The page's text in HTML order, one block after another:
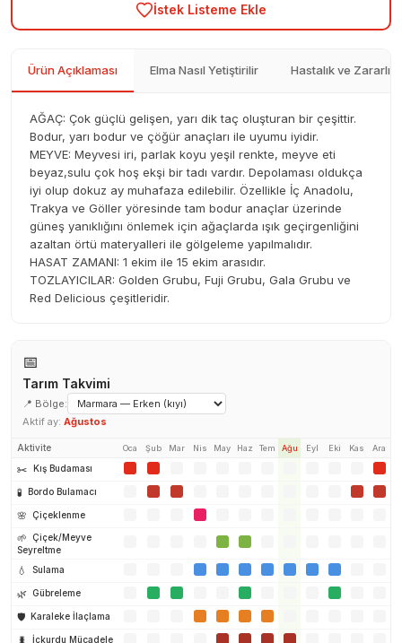
İstek Listeme Ekle
Ürün Açıklaması Elma Nasıl Yetiştirilir Hastalık ve
AĞAÇ: Çok güçlü gelişen, yarı dik taç oluşturan bir çeşittir.
Bodur, yarı bodur ve çöğür anaçları ile uyumu iyidir.
MEYVE: Meyvesi iri, parlak koyu yeşil renkte, meyve eti
beyaz,sulu çok hoş ekşi bir tadı vardır. Depolaması oldukça
iyi olup dokuz ay muhafaza edilebilir. Özellikle İç Anadolu,
Trakya ve Göller yöresinde tam bodur anaçlar üzerinde
güneş yanıklığını önlemek için ağaçlarda ışık geçirgenliğini
azaltan örtü materyalleri ile gölgeleme yapılmalıdır.
HASAT ZAMANI: 1 ekim ile 15 ekim arasıdır.
TOZLAYICILAR: Golden Grubu, Fuji Grubu, Gala Grubu ve
Red Delicious çeşitleridir.
📅
Tarım Takvimi
📍 Bölge:
Aktif ay: Ağustos
Aktivite Oca Şub Mar Nis May Haz Tem Ağu Eyl Eki Kas Ara
✂️ Kış Budaması
🧪 Bordo Bulamacı
🌸 Çiçeklenme
🌱
Çiçek/Meyve
Seyreltme
💧 Sulama
🌿 Gübreleme
🛡️ Karaleke İlaçlama
🐛 İçkurdu Mücadele